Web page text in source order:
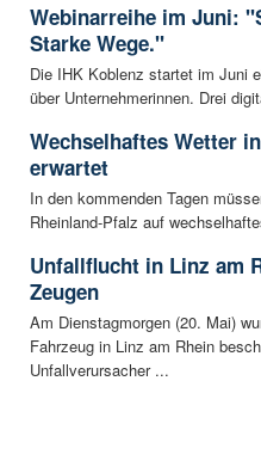
Webinarreihe im Juni:
Starke Wege."
Die IHK Koblenz startet im Juni
über Unternehmerinnen. Drei
Wechselhaftes Wetter
erwartet
In den kommenden Tagen
Rheinland-Pfalz auf
Unfallflucht in Linz am
Zeugen
Am Dienstagmorgen (20. Mai)
Fahrzeug in Linz am Rhein
Unfallverursacher ...